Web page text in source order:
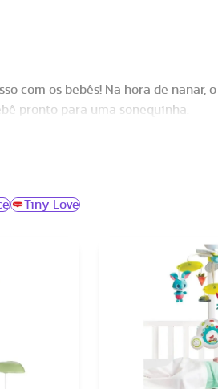
com os bebês! Na hora de nanar,
pronto para uma sonequinha.
Tiny Love